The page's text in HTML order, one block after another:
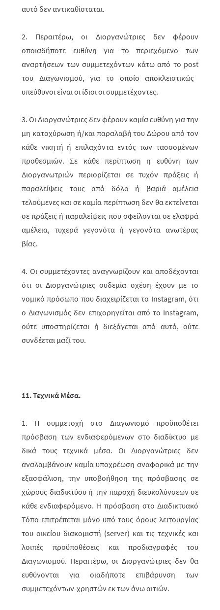
αυτό δεν αντικαθίσταται.
2. Περαιτέρω, οι Διοργανώτριες δεν φέρουν
οποιαδήποτε ευθύνη για το περι­ε­χό­­μενο των
αναρτήσεων των συμμετεχόντων κάτω από το post
του Διαγω­νισμού, για το οποίο αποκλειστικώς
υπεύθυνοι είναι οι ίδιοι οι συμμετέχοντες.
3. Οι Διοργανώτριες δεν φέρουν καμία ευθύνη για την
μη κατοχύρωση ή/και παραλαβή του Δώρου από τον
κάθε νικητή ή επιλαχόντα εντός των τασσο­μέ­νων
προθεσμιών. Σε κάθε περίπτωση η ευθύνη των
Διοργανωτριών περιορί­ζε­ται σε τυχόν πράξεις ή
παραλείψεις τους από δόλο ή βαριά αμέλεια
τελούμενες και σε καμία περίπτωση δεν θα εκτείνεται
σε πράξεις ή παραλείψεις που οφείλονται σε ελαφρά
αμέλεια, τυχερά γεγονότα ή γεγονότα ανωτέρας
βίας.
4. Οι συμμετέχοντες αναγνωρίζουν και αποδέχονται
ότι οι Διοργανώτριες ουδε­μία σχέση έχουν με το
νομικό πρόσωπο που διαχειρίζεται το Instagram, ότι
ο Δια­γωνισμός δεν επιχορηγείται από το Instagram,
ούτε υποστηρίζεται ή διε­ξάγεται από αυτό, ούτε
συνδέεται μαζί του.
11. Τεχνικά Μέσα.
1. Η συμμετοχή στο Διαγωνισμό προϋποθέτει
πρόσβαση των ενδια­φερόμε­νων στο διαδίκτυο με
δικά τους τεχνικά μέσα. Οι Διοργανώτριες δεν
αναλαμβάνουν καμία υποχρέωση αναφορικά με την
εξασφάλιση, την υποβοήθηση της πρό­σβα­σης σε
χώρους διαδικτύου ή την παροχή διευκολύνσεων σε
κάθε ενδιαφε­ρόμενο. Η πρόσβαση στο Διαδικτυ­α­κό
Τόπο επιτρέπεται μόνο υπό τους όρους λειτουργίας
του οικείου διακομιστή (server) και τις τεχνικές και
λοιπές προϋπο­θέ­σεις και προ­δια­γραφές του
Διαγωνισμού. Περαιτέρω, οι Διορ­γα­νώτριες δεν θα
ευθύ­νονται για οιαδήποτε επιβάρυνση των
συμμετεχόντων-χρηστών εκ των άνω αιτιών.